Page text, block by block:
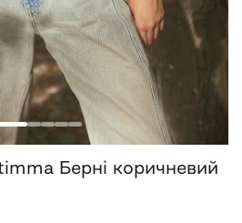
Берні коричневий